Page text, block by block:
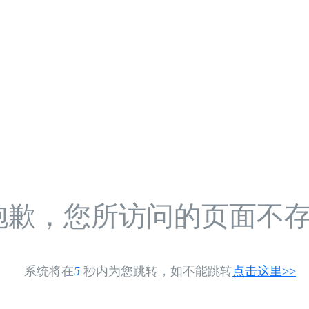
歉，您所访问的页面不
系统将在5 秒内为您跳转，如不能跳转点击这里>>